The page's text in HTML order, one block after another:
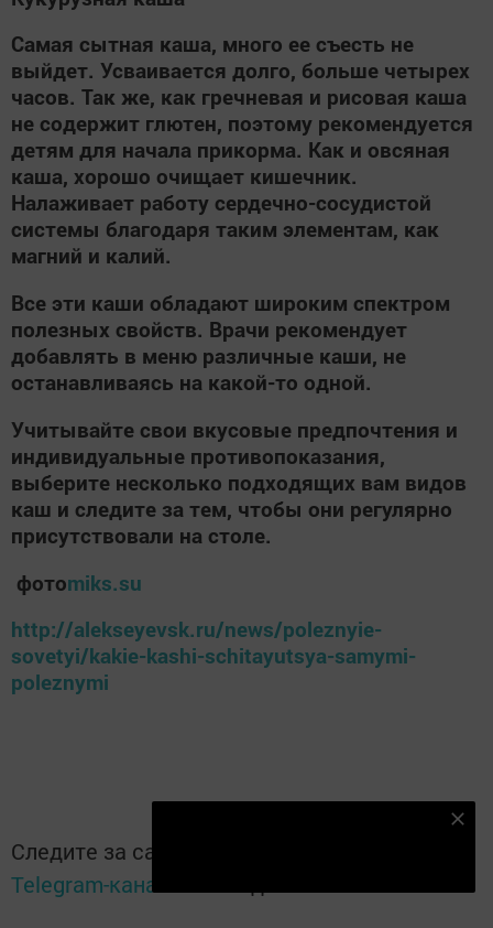
Самая сытная каша, много ее съесть не
выйдет. Усваивается долго, больше четырех
часов. Так же, как гречневая и рисовая каша
не содержит глютен, поэтому рекомендуется
детям для начала прикорма. Как и овсяная
каша, хорошо очищает кишечник.
Налаживает работу сердечно-сосудистой
системы благодаря таким элементам, как
магний и калий.
Все эти каши обладают широким спектром
полезных свойств. Врачи рекомендует
добавлять в меню различные каши, не
останавливаясь на какой-то одной.
Учитывайте свои вкусовые предпочтения и
индивидуальные противопоказания,
выберите несколько подходящих вам видов
каш и следите за тем, чтобы они регулярно
присутствовали на столе.
фотоmiks.su
http://alekseyevsk.ru/news/poleznyie-
sovetyi/kakie-kashi-schitayutsya-samymi-
poleznymi
Следите за самым важным и интересным в
Telegram-канале